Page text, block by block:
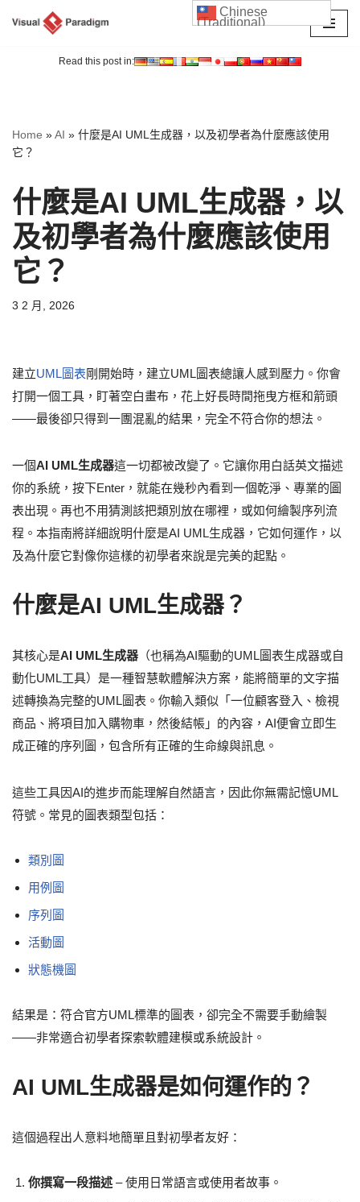
Read this post in:
Home »AI » 什麼是AI UML生成器，以及初學者為什麼應該使用
它？
什麼是AI UML生成器，以
及初學者為什麼應該使用
它？
3 2 月, 2026
建立UML圖表剛開始時，建立UML圖表總讓人感到壓力。你會
打開一個工具，盯著空白畫布，花上好長時間拖曳方框和箭頭
——最後卻只得到一團混亂的結果，完全不符合你的想法。
一個AI UML生成器這一切都被改變了。它讓你用白話英文描述
你的系統，按下Enter，就能在幾秒內看到一個乾淨、專業的圖
表出現。再也不用猜測該把類別放在哪裡，或如何繪製序列流
程。本指南將詳細說明什麼是AI UML生成器，它如何運作，以
及為什麼它對像你這樣的初學者來說是完美的起點。
什麼是AI UML生成器？
其核心是AI UML生成器 （也稱為AI驅動的UML圖表生成器或自
動化UML工具）是一種智慧軟體解決方案，能將簡單的文字描
述轉換為完整的UML圖表。你輸入類似「一位顧客登入、檢視
商品、將項目加入購物車，然後結帳」的內容，AI便會立即生
成正確的序列圖，包含所有正確的生命線與訊息。
這些工具因AI的進步而能理解自然語言，因此你無需記憶UML
符號。常見的圖表類型包括：
類別圖
用例圖
序列圖
活動圖
狀態機圖
結果是：符合官方UML標準的圖表，卻完全不需要手動繪製
——非常適合初學者探索軟體建模或系統設計。
AI UML生成器是如何運作的？
這個過程出人意料地簡單且對初學者友好：
你撰寫一段描述 – 使用日常語言或使用者故事。
Chinese
(Traditional)